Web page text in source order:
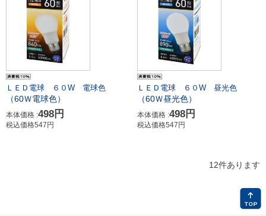
ＬＥＤ電球 ６０W 電球色
（60Ｗ電球色）
本体価格 :498円
税込価格547円
ＬＥＤ電球 ６０W 昼光色
（60Ｗ昼光色）
本体価格 :498円
税込価格547円
12件あります